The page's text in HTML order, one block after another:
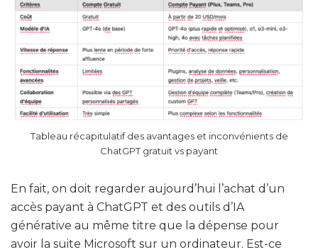
Tableau récapitulatif des avantages et inconvénients de
ChatGPT gratuit vs payant
En fait, on doit regarder aujourd’hui l’achat d’un
accès payant à ChatGPT et des outils d’IA
générative au même titre que la dépense pour
avoir la suite Microsoft sur un ordinateur. Est-ce